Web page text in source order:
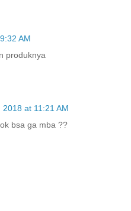
AM
produknya
2018 at 11:21 AM
bsa ga mba ??